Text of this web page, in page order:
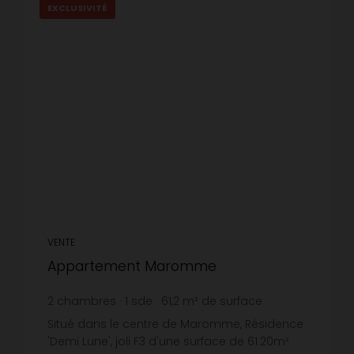
EXCLUSIVITÉ
VENTE
Appartement Maromme
2 chambres 1 sde 61,2 m² de surface
2 434,64 €
prix / m²
Situé dans le centre de Maromme, Résidence
'Demi Lune', joli F3 d'une surface de 61.20m²